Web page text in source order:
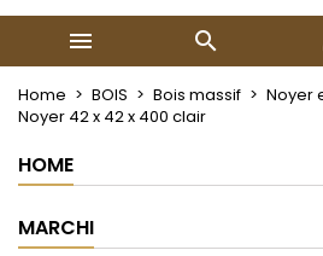
 
Home BOIS Bois massif Noyer
Noyer 42 x 42 x 400 clair
HOME
MARCHI